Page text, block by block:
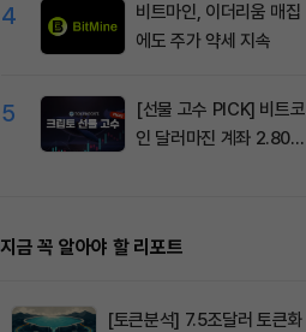
4
비트마인, 이더리움 매집
에도 주가 약세 지속
5
[선물 고수 PICK] 비트코
인 달러마진 계좌 2.80%
지금 꼭 알아야 할 리포트
[토큰분석] 7.5조달러 토큰화